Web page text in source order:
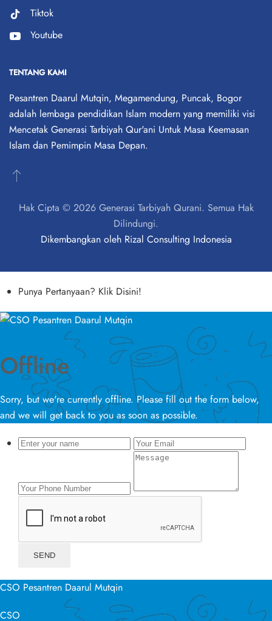
Tiktok
Youtube
TENTANG KAMI
Pesantren Daarul Mutqin, Megamendung, Puncak, Bogor
adalah lembaga pendidikan Islam modern yang memiliki visi
Mencetak Generasi Tarbiyah Qur'ani Untuk Masa Keemasan
Islam dan Pemimpin Masa Depan.
Hak Cipta © 2026 Generasi Tarbiyah Qurani. Semua Hak
Dilindungi.
Dikembangkan oleh Rizal Consulting Indonesia
Punya Pertanyaan? Klik Disini!
Offline
Sorry, but we're currently offline. Please fill out the form below,
and we will get back to you as soon as possible.
CSO Pesantren Daarul Mutqin
CSO